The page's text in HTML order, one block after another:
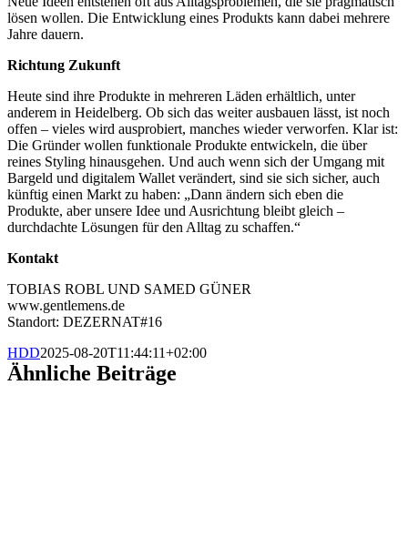
lösen wollen. Die Entwicklung eines Produkts kann dabei mehrere
Jahre dauern.
Richtung Zukunft
Heute sind ihre Produkte in mehreren Läden erhältlich, unter
anderem in Heidelberg. Ob sich das weiter ausbauen lässt, ist noch
offen – vieles wird ausprobiert, manches wieder verworfen. Klar ist:
Die Gründer wollen funktionale Produkte entwickeln, die über
reines Styling hinausgehen. Und auch wenn sich der Umgang mit
Bargeld und digitalem Wallet verändert, sind sie sich sicher, auch
künftig einen Markt zu haben: „Dann ändern sich eben die
Produkte, aber unsere Idee und Ausrichtung bleibt gleich –
durchdachte Lösungen für den Alltag zu schaffen.“
Kontakt
TOBIAS ROBL UND SAMED GÜNER
www.gentlemens.de
Standort: DEZERNAT#16
HDD2025-08-20T11:44:11+02:00
Ähnliche Beiträge